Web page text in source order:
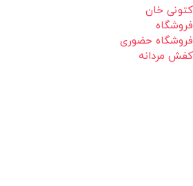
کتونی خان
فروشگاه
فروشگاه حضوری
کفش مردانه